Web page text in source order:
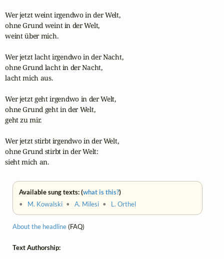
Wer jetzt weint irgendwo in der Welt,
ohne Grund weint in der Welt,
weint über mich.
Wer jetzt lacht irgendwo in der Nacht,
ohne Grund lacht in der Nacht,
lacht mich aus.
Wer jetzt geht irgendwo in der Welt,
ohne Grund geht in der Welt,
geht zu mir.
Wer jetzt stirbt irgendwo in der Welt,
ohne Grund stirbt in der Welt:
sieht mich an.
Available sung texts: (what is this?)
• M. Kowalski •A. Milesi • L. Orthel
About the headline(FAQ)
Text Authorship: